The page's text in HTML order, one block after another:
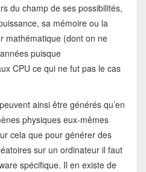
du champ de ses possibilités,
sa mémoire ou la
mathématique (dont on ne
puisque
CPU ce qui ne fut pas le cas
ainsi être générés qu’en
physiques eux-mêmes
cela que pour générer des
sur un ordinateur il faut
spécifique. Il en existe de